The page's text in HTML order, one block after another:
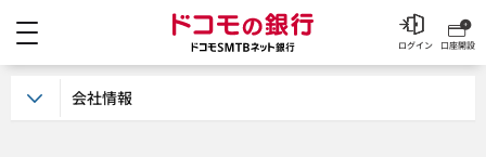
ドコモの銀行 ドコモ
口座開設
ログイン
会社情報